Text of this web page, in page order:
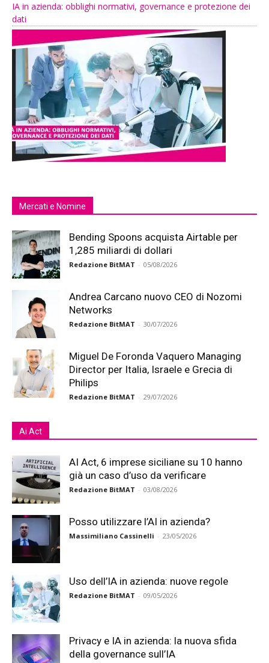
IA in azienda: obblighi normativi, governance e protezione dei
dati
Mercati e Nomine
Bending Spoons acquista Airtable per
1,285 miliardi di dollari
Redazione BitMAT - 05/08/2026
Andrea Carcano nuovo CEO di Nozomi
Networks
Redazione BitMAT - 30/07/2026
Miguel De Foronda Vaquero Managing
Director per Italia, Israele e Grecia di
Philips
Redazione BitMAT - 29/07/2026
Ai Act
AI Act, 6 imprese siciliane su 10 hanno
già un caso d’uso da verificare
Redazione BitMAT - 03/08/2026
Posso utilizzare l’AI in azienda?
Massimiliano Cassinelli - 23/05/2026
Uso dell’IA in azienda: nuove regole
Redazione BitMAT - 09/05/2026
Privacy e IA in azienda: la nuova sfida
della governance sull’IA